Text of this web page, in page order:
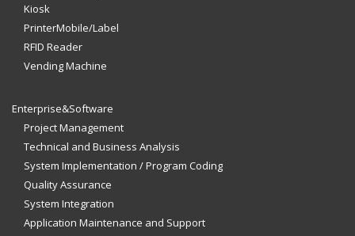
Kiosk
PrinterMobile/Label
RFID Reader
Vending Machine
Enterprise&Software
Project Management
Technical and Business Analysis
System Implementation / Program Coding
Quality Assurance
System Integration
Application Maintenance and Support